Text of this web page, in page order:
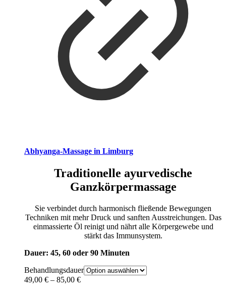
Abhyanga-Massage in Limburg
Traditionelle ayurvedische
Ganzkörpermassage
Sie verbindet durch harmonisch fließende Bewegungen
Techniken mit mehr Druck und sanften Ausstreichungen. Das
einmassierte Öl reinigt und nährt alle Körpergewebe und
stärkt das Immunsystem.
Dauer: 45, 60 oder 90 Minuten
Behandlungsdauer
49,00 € – 85,00 €